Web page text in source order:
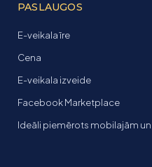
PASLAUGOS
E-veikala īre
Cena
E-veikala izveide
Facebook Marketplace
Ideāli piemērots mobilajām